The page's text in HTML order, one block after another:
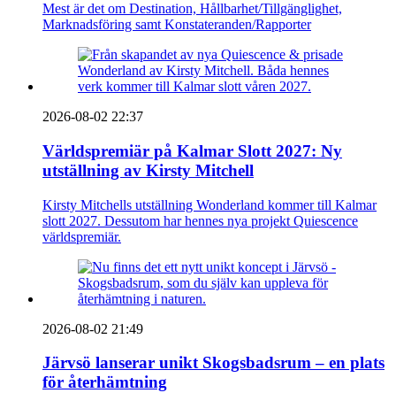
Mest är det om Destination, Hållbarhet/Tillgänglighet,
Marknadsföring samt Konstateranden/Rapporter
2026-08-02 22:37
Världspremiär på Kalmar Slott 2027: Ny
utställning av Kirsty Mitchell
Kirsty Mitchells utställning Wonderland kommer till Kalmar
slott 2027. Dessutom har hennes nya projekt Quiescence
världspremiär.
2026-08-02 21:49
Järvsö lanserar unikt Skogsbadsrum – en plats
för återhämtning